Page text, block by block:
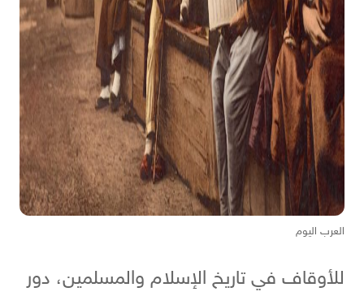
العرب اليوم
للأوقاف في تاريخ الإسلام والمسلمين، دور